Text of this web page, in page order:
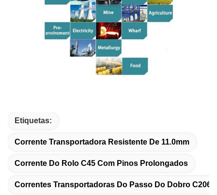
Etiquetas:
Corrente Transportadora Resistente De 11.0mm
Corrente Do Rolo C45 Com Pinos Prolongados
Correntes Transportadoras Do Passo Do Dobro C2060